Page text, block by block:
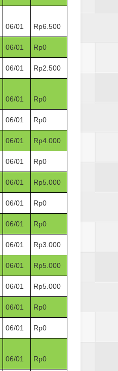
06/01 Rp6.500
06/01 Rp0
06/01 Rp2.500
06/01 Rp0
06/01 Rp0
06/01 Rp4.000
06/01 Rp0
06/01 Rp5.000
06/01 Rp0
06/01 Rp0
06/01 Rp3.000
06/01 Rp5.000
06/01 Rp5.000
06/01 Rp0
06/01 Rp0
06/01 Rp0